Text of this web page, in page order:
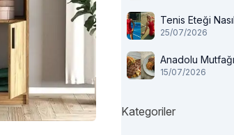
Tenis Eteği
25/07/2026
Anadolu
15/07/2026
Kategoriler